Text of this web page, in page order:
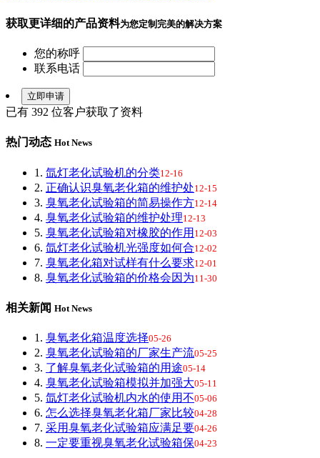
获取更详细的产品资料为您定制完美的解决方案
您的称呼
联系电话
已有 392 位客户获取了资料
热门动态 Hot News
1. 氙灯老化试验机的分类12-16
2. 正确认识臭氧老化箱的维护处12-15
3. 臭氧老化试验箱的简易操作方12-14
4. 臭氧老化试验箱的维护处理12-13
5. 臭氧老化试验箱对橡胶的作用 12-03
6. 氙灯老化试验机光强度如何合12-02
7. 臭氧老化箱对试样有什么要求12-01
8. 臭氧老化试验箱的价格会因为11-30
相关新闻 Hot News
1. 臭氧老化箱温度选择05-26
2. 臭氧老化试验箱的厂家生产流05-25
3. 了解臭氧老化试验箱的用途05-14
4. 臭氧老化试验箱模拟并加强大05-11
5. 氙灯老化试验机内水的使用不05-06
6. 怎么选择臭氧老化箱厂家比较04-28
7. 采用臭氧老化试验箱应满足要04-26
8. 一定要重视臭氧老化试验箱保04-23